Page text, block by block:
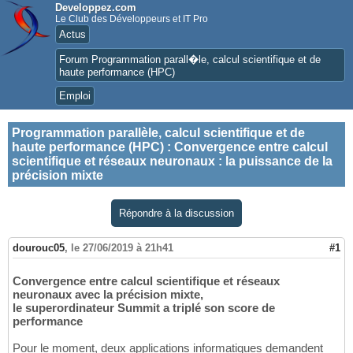
Developpez.com
Le Club des Développeurs et IT Pro
Actus
Forum Programmation parall�le, calcul scientifique et de
haute performance (HPC)
Emploi
Programmation parallèle, calcul scientifique et de
haute performance (HPC) : Convergence entre calcul
scientifique et réseaux neuronaux : la puissance de la
précision mixte
Répondre à la discussion
dourouc05, le 27/06/2019 à 21h41 #1
Convergence entre calcul scientifique et réseaux
neuronaux avec la précision mixte,
le superordinateur Summit a triplé son score de
performance
Pour le moment, deux applications informatiques demandent